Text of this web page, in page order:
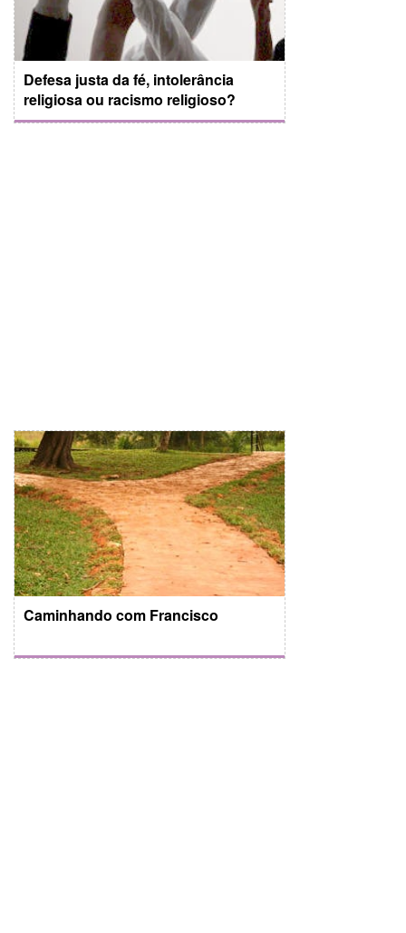
Defesa justa da fé, intolerância
religiosa ou racismo religioso?
Caminhando com Francisco